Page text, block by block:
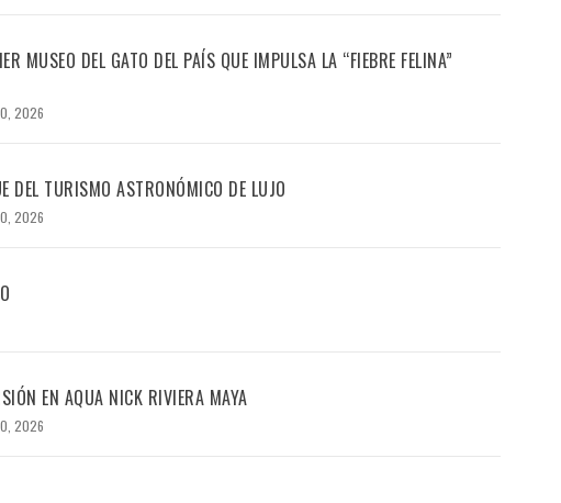
MUSEO DEL GATO DEL PAÍS QUE IMPULSA LA “FIEBRE FELINA”
2026
DEL TURISMO ASTRONÓMICO DE LUJO
2026
EN AQUA NICK RIVIERA MAYA
2026